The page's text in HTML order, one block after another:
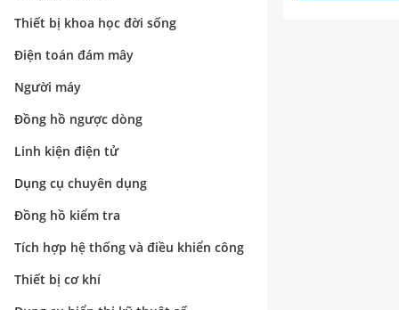
Thiết bị khoa học đời sống
Điện toán đám mây
Người máy
Đồng hồ ngược dòng
Linh kiện điện tử
Dụng cụ chuyên dụng
Đồng hồ kiểm tra
Tích hợp hệ thống và điều khiển công
nghiệp
Thiết bị cơ khí